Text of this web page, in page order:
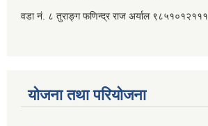
वडा नं. ८ तुराङ्ग फणिन्द्र राज अर्याल ९८५१०१२१११
योजना तथा परियोजना